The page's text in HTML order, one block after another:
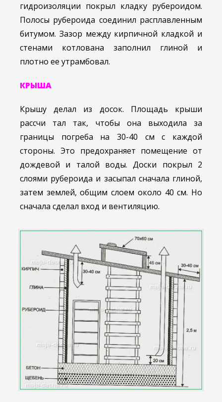
гидроизоляции покрыл кладку рубероидом.
Полосы рубероида соединил расплавленным
битумом. Зазор между кирпичной кладкой и
стенами котлована заполнил глиной и
плотно ее утрамбовал.
КРЫША
Крышу делал из досок. Площадь крыши
рассчи тал так, чтобы она выходила за
границы погреба на 30-40 см с каждой
стороны. Это предохраняет помещение от
дождевой и талой воды. Доски покрыл 2
слоями рубероида и засыпал сначала глиной,
затем землей, общим слоем около 40 см. Но
сначала сделал вход и вентиляцию.